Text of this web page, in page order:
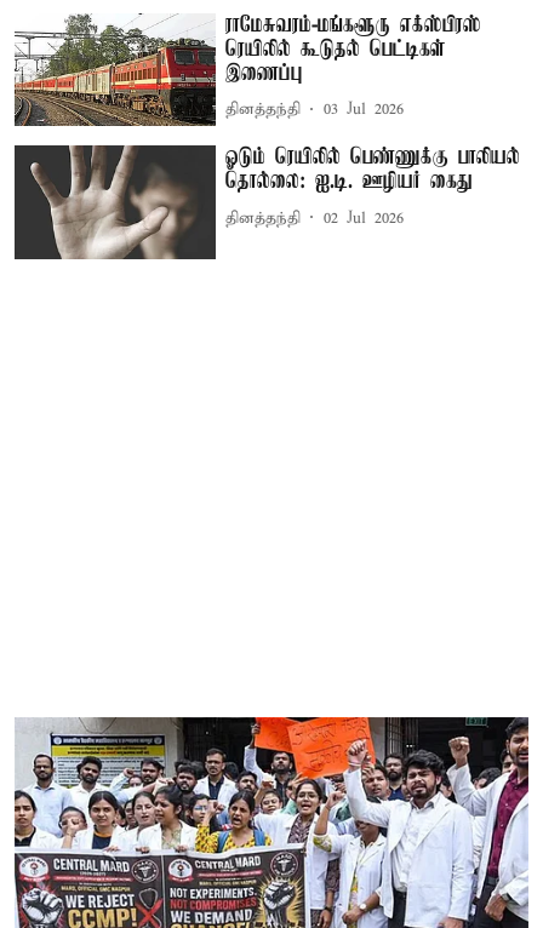
ராமேசுவரம்-மங்களூரு எக்ஸ்பிரஸ்
ரெயிலில் கூடுதல் பெட்டிகள்
இணைப்பு
தினத்தந்தி 03 Jul 2026
ஓடும் ரெயிலில் பெண்ணுக்கு பாலியல்
தொல்லை: ஐ.டி. ஊழியர் கைது
தினத்தந்தி 02 Jul 2026